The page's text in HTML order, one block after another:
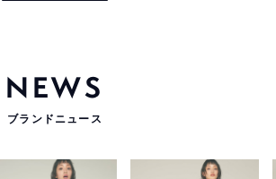
NEWS
ブランドニュース